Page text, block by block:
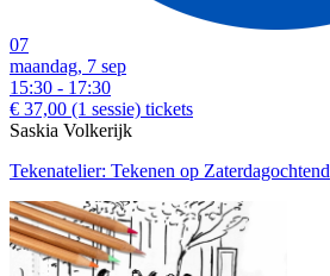
07
maandag, 7 sep
15:30 - 17:30
€ 37,00 (1 sessie) tickets
Saskia Volkerijk
Tekenatelier: Tekenen op Zaterdagochtend